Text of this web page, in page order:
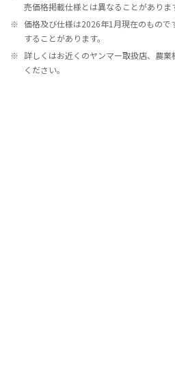
売価格掲載仕様とは異なることがありま
※ 価格及び仕様は2026年1月現在のもので
することがあります。
※ 詳しくはお近くのヤンマー取扱店、農
ください。